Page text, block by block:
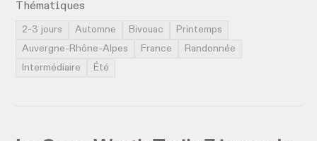
Thématiques
2-3 jours Automne Bivouac
Printemps
Auvergne-Rhône-Alpes
France
Randonnée
Intermédiaire
Été